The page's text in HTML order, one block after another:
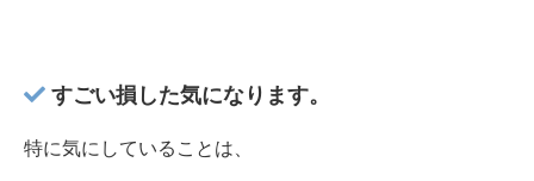
すごい損した気になります。
特に気にしていることは、